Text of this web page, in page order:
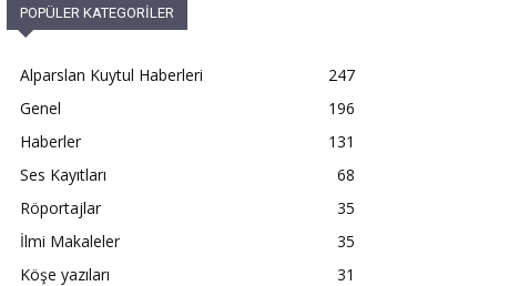
POPÜLER KATEGORİLER
Alparslan Kuytul Haberleri
247
Genel
196
Haberler
131
Ses Kayıtları
68
Röportajlar
35
İlmi Makaleler
35
Köşe yazıları
31